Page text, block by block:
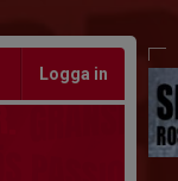
Logga in